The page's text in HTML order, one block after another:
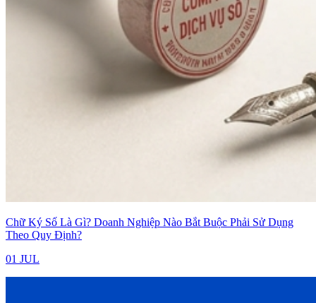
Chữ Ký Số Là Gì? Doanh Nghiệp Nào Bắt Buộc Phải Sử Dụng
Theo Quy Định?
01 JUL